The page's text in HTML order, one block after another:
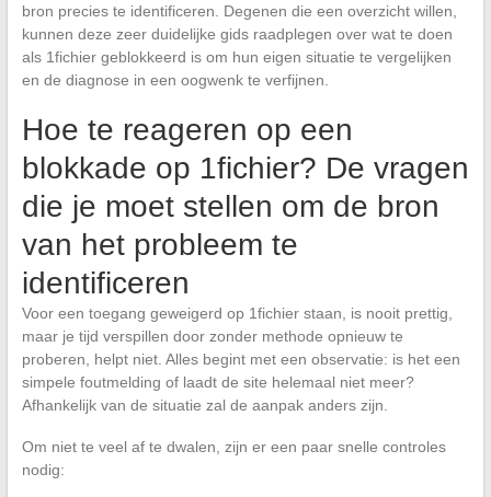
bron precies te identificeren. Degenen die een overzicht willen,
kunnen deze zeer duidelijke gids raadplegen over wat te doen
als 1fichier geblokkeerd is om hun eigen situatie te vergelijken
en de diagnose in een oogwenk te verfijnen.
Hoe te reageren op een
blokkade op 1fichier? De vragen
die je moet stellen om de bron
van het probleem te
identificeren
Voor een toegang geweigerd op 1fichier staan, is nooit prettig,
maar je tijd verspillen door zonder methode opnieuw te
proberen, helpt niet. Alles begint met een observatie: is het een
simpele foutmelding of laadt de site helemaal niet meer?
Afhankelijk van de situatie zal de aanpak anders zijn.
Om niet te veel af te dwalen, zijn er een paar snelle controles
nodig: